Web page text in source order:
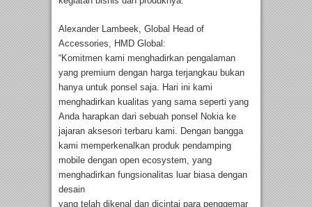
Alexander Lambeek, Global Head of
Accessories, HMD Global:
“Komitmen kami menghadirkan pengalaman
yang premium dengan harga terjangkau bukan
hanya untuk ponsel saja. Hari ini kami
menghadirkan kualitas yang sama seperti yang
Anda harapkan dari sebuah ponsel Nokia ke
jajaran aksesori terbaru kami. Dengan bangga
kami memperkenalkan produk pendamping
mobile dengan open ecosystem, yang
menghadirkan fungsionalitas luar biasa dengan
desain
yang telah dikenal dan dicintai para penggemar